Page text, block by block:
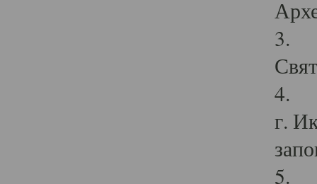
3.
4.
г.
5.